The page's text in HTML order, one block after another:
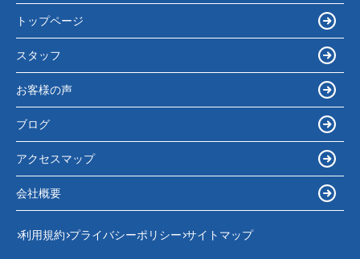
トップページ
スタッフ
お客様の声
ブログ
アクセスマップ
会社概要
利用規約 プライバシーポリシー サイトマップ